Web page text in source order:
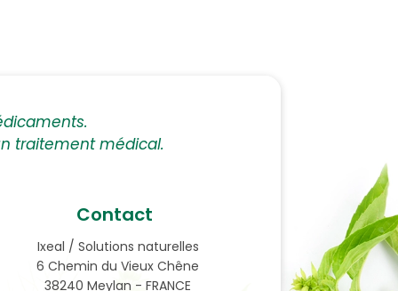
traitement médical.
Contact
Ixeal / Solutions naturelles
6 Chemin du Vieux Chêne
38240 Meylan - FRANCE